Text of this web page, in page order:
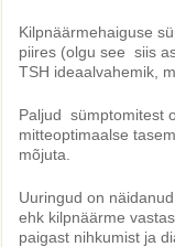
Kilpnäärmehaiguse
piires (olgu see siis
TSH ideaalvahemik,
Paljud sümptomitest
mitteoptimaalse
mõjuta.
Uuringud on
ehk kilpnäärme
paigast nihkumist ja